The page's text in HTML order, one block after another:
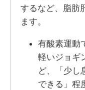
するなど、脂肪
ます。
有酸素運動
軽いジョギ
ど、「少し
できる」程